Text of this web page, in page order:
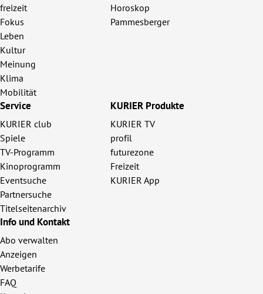
freizeit
Fokus
Leben
Kultur
Meinung
Klima
Mobilität
Horoskop
Pammesberger
Service
KURIER club
Spiele
TV-Programm
Kinoprogramm
Eventsuche
Partnersuche
Titelseitenarchiv
KURIER Produkte
KURIER TV
profil
futurezone
Freizeit
KURIER App
Info und Kontakt
Abo verwalten
Anzeigen
Werbetarife
FAQ